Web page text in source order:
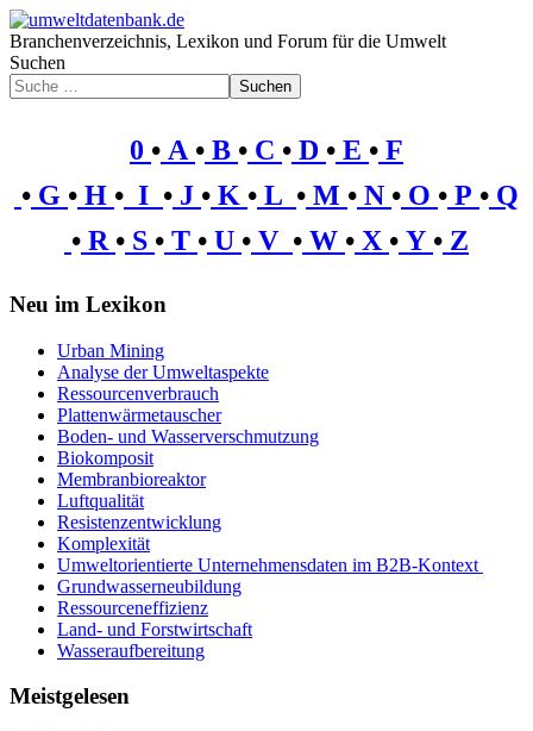
Branchenverzeichnis, Lexikon und Forum für die Umwelt
Suchen
Suchen
0 • A • B • C • D • E • F
• G • H • I • J • K • L • M • N • O • P • Q
• R • S • T • U • V • W • X • Y • Z
Neu im Lexikon
Urban Mining
Analyse der Umweltaspekte
Ressourcenverbrauch
Plattenwärmetauscher
Boden- und Wasserverschmutzung
Biokomposit
Membranbioreaktor
Luftqualität
Resistenzentwicklung
Komplexität
Umweltorientierte Unternehmensdaten im B2B-Kontext
Grundwasserneubildung
Ressourceneffizienz
Land- und Forstwirtschaft
Wasseraufbereitung
Meistgelesen